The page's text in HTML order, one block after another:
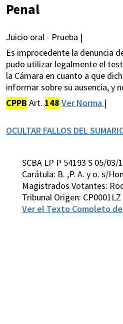
Penal
Juicio oral - Prueba |
Es improcedente la denuncia
pudo utilizar legalmente el
la Cámara en cuanto a que
informar sobre su ausencia, y
CPPB Art. 148 Ver Norma |
OCULTAR FALLOS DEL
SCBA LP P 54193 S 05/03/
Carátula: B. ,P. A. y o. s/
Magistrados Votantes:
Tribunal Origen: CP0001LZ
Ver el Texto Completo